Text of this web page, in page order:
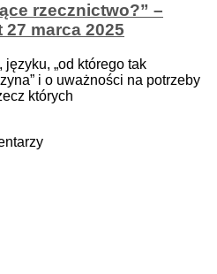
rzecznictwo?” –
marca 2025
„od którego tak
i o uważności na potrzeby
których